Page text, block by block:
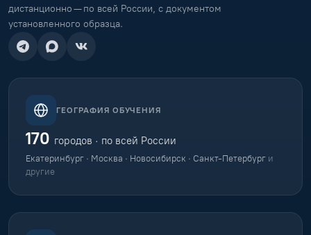
дистанционно — по всей России, с документом
установленного образца.
ГЕОГРАФИЯ ОБУЧЕНИЯ
170 городов · по всей России
Екатеринбург · Москва · Новосибирск · Санкт-Петербург и
другие